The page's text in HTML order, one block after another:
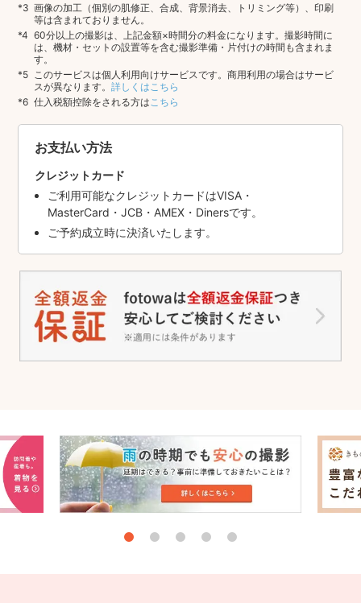
画像の加工（個別の肌修正、合成、背景消去、トリミング等）、印刷
等は含まれておりません。
60分以上の撮影は、上記金額×時間分の料金になります。撮影時間に
は、機材・セットの設置等を含む撮影準備・片付けの時間も含まれま
す。
このサービスは個人利用向けサービスです。商用利用の場合はサービ
スが異なります。詳しくはこちら
仕入税額控除をされる方は こちら
お支払い方法
クレジットカード
ご利用可能なクレジットカードはVISA・
MasterCard・JCB・AMEX・Dinersです。
ご予約成立時に決済いたします。